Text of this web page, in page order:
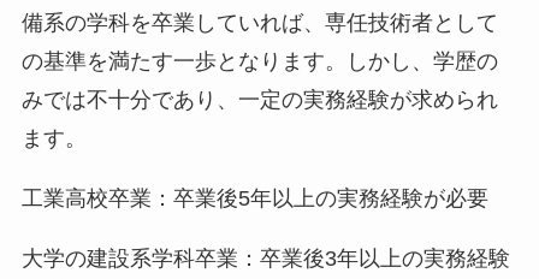
備系の学科を卒業していれば、専任技術者として
の基準を満たす一歩となります。しかし、学歴の
みでは不十分であり、一定の実務経験が求められ
ます。
工業高校卒業：卒業後5年以上の実務経験が必要
大学の建設系学科卒業：卒業後3年以上の実務経験